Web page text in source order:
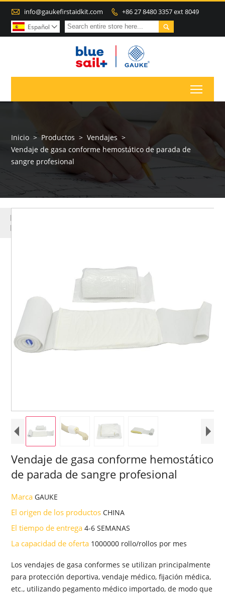
 info@gaukefirstaidkit.com  +86 27 8480 3357 ext 8049

Español 
Inicio > Productos > Vendajes >
Vendaje de gasa conforme hemostático de parada de
sangre profesional
Vendaje de gasa conforme hemostático
de parada de sangre profesional
MarcaGAUKE
El origen de los productosCHINA
El tiempo de entrega4-6 SEMANAS
La capacidad de oferta 1000000 rollo/rollos por mes
Los vendajes de gasa conformes se utilizan principalmente
para protección deportiva, vendaje médico, fijación médica,
etc., utilizando pegamento médico importado, de modo que
MÁS
PRODUCTOS